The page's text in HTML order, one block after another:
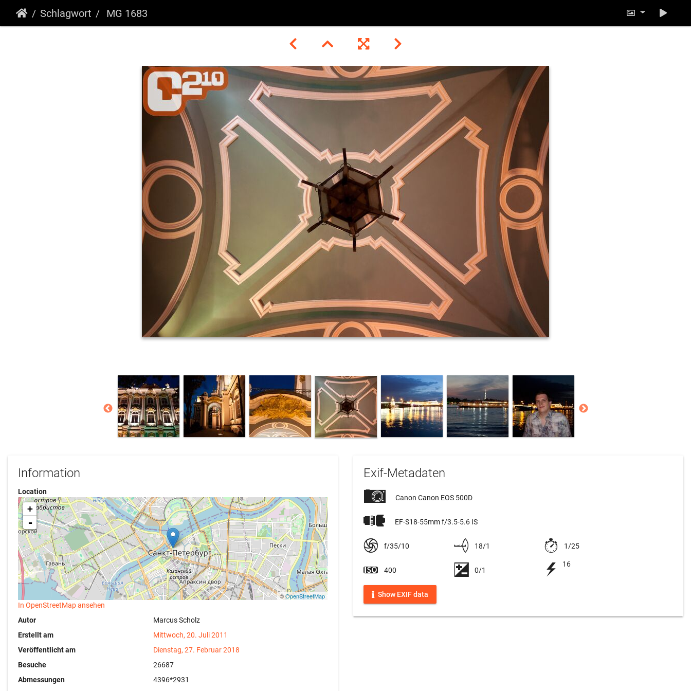
Schlagwort MG 1683
Information
Location
+
-
©OpenStreetMap
In OpenStreetMap ansehen
Autor
Marcus Scholz
Erstellt am
Mittwoch, 20. Juli 2011
Veröffentlicht am
Dienstag, 27. Februar 2018
Besuche
26687
Abmessungen
4396*2931
Exif-Metadaten
Canon Canon EOS 500D
EF-S18-55mm f/3.5-5.6 IS
f/35/10 18/1 1/25
400 0/1
16
Show EXIF data